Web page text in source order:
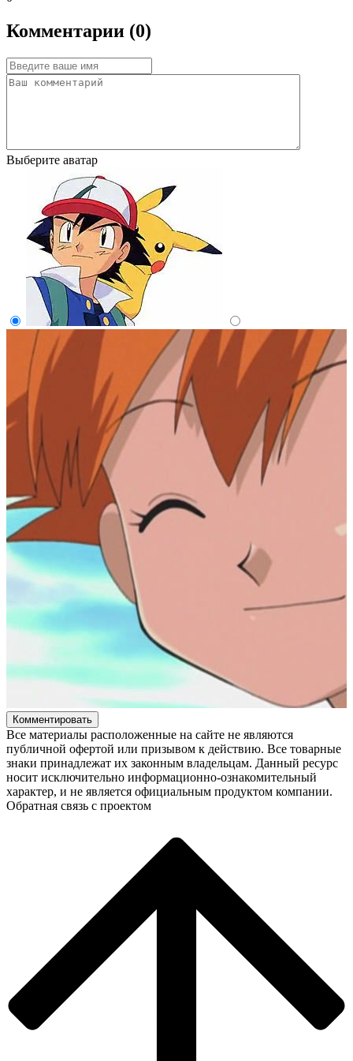
Комментарии (0)
Выберите аватар
Комментировать
Все материалы расположенные на сайте не являются
публичной офертой или призывом к действию. Все товарные
знаки принадлежат их законным владельцам. Данный ресурс
носит исключительно информационно-ознакомительный
характер, и не является официальным продуктом компании.
Обратная связь с проектом